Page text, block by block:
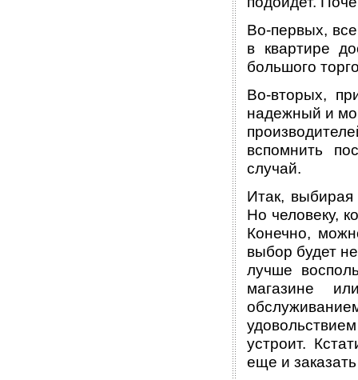
Во-первых,
в квартире
большого
Во-вторых,
надежный и
вспомнить
случай.
Итак,
Но человеку,
Конечно,
выбор будет
лучше
магазине
устроит.
еще и